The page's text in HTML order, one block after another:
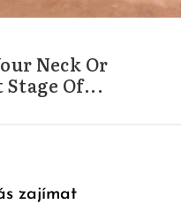
Neck Or
Of...
zajímat